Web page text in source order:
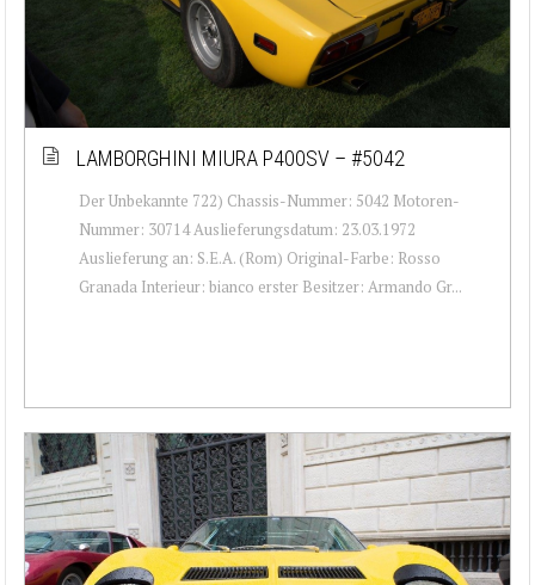
LAMBORGHINI MIURA P400SV – #5042
Der Unbekannte 722) Chassis-Nummer: 5042 Motoren-
Nummer: 30714 Auslieferungsdatum: 23.03.1972
Auslieferung an: S.E.A. (Rom) Original-Farbe: Rosso
Granada Interieur: bianco erster Besitzer: Armando Gr...